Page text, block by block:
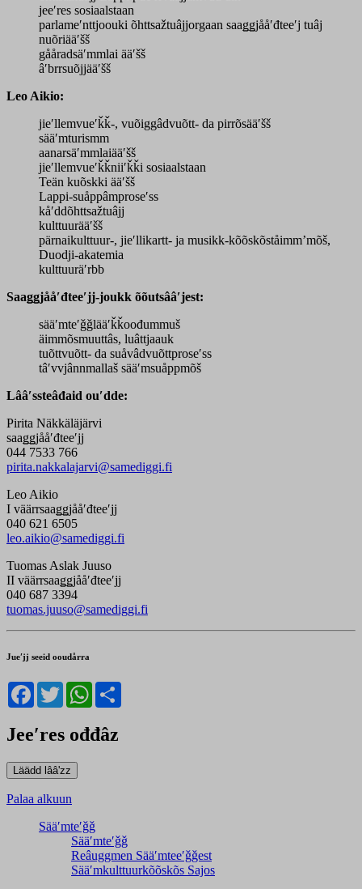
jeeʹres sosiaalstaan
parlameʹnttjoouki õhttsažtuâjjorgaan saaǥǥjååʹđteeʹj tuâj
nuõriääʹšš
gååradsäʹmmlai ääʹšš
âʹbrrsuõjjääʹšš
Leo Aikio:
jieʹllemvueʹǩǩ-, vuõiggâdvuõtt- da pirrõsääʹšš
sääʹmturismm
aanarsäʹmmlaiääʹšš
jieʹllemvueʹǩǩniiʹǩǩi sosiaalstaan
Teän kuõskki ääʹšš
Lappi-suåppâmproseʹss
kåʹddõhttsažtuâjj
kulttuurääʹšš
pärnaikulttuur-, jieʹllikartt- ja musikk-kõõskõståimmʼmõš,
Duodji-akatemia
kulttuuräʹrbb
Saaǥǥjååʹđteeʹjj-joukk õõutsââʹjest:
sääʹmteʹǧǧlääʹǩǩoođummuš
äimmõsmuuttâs, luâttjaauk
tuõttvuõtt- da suåvâdvuõttproseʹss
tâʹvvjânnmallaš sääʹmsuåppmõš
Lââʹssteâđaid ouʹdde:
Pirita Näkkäläjärvi
saaǥǥjååʹđteeʹjj
044 7533 766
pirita.nakkalajarvi@samediggi.fi
Leo Aikio
I väärrsaaǥǥjååʹđteeʹjj
040 621 6505
leo.aikio@samediggi.fi
Tuomas Aslak Juuso
II väärrsaaǥǥjååʹđteeʹjj
040 687 3394
tuomas.juuso@samediggi.fi
Jueʹjj seeid ooudårra
Facebook
TwitterWhatsApp
Jeeʹres ođđâz
Palaa alkuun
Sääʹmteʹǧǧ
Sääʹmteʹǧǧ
Reâuggmen Sääʹmteeʹǧǧest
Sääʹmkulttuurkõõskõs Sajos